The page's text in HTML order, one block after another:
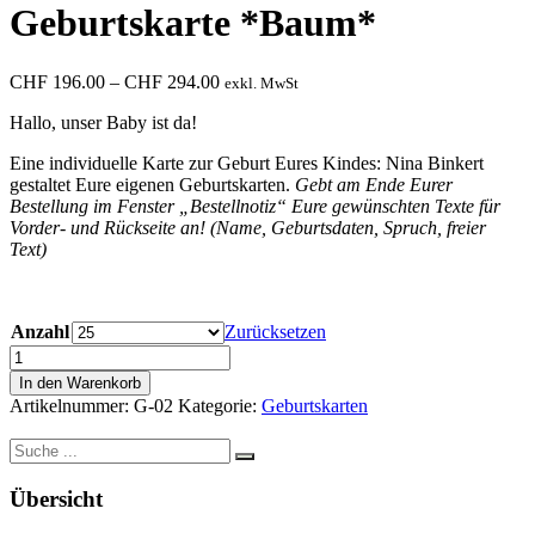
Geburtskarte *Baum*
CHF 196.00 – CHF 294.00Preisspanne:
exkl. MwSt
Hallo, unser Baby ist da!
Eine individuelle Karte zur Geburt Eures Kindes: Nina Binkert
gestaltet Eure eigenen Geburtskarten. Gebt am Ende Eurer
Bestellung im Fenster „Bestellnotiz“ Eure gewünschten Texte für
Vorder- und Rückseite an! (Name, Geburtsdaten, Spruch, freier
Text)
Anzahl
Zurücksetzen
Geburtskarte
*Baum*
Menge
In den Warenkorb
Artikelnummer: G-02 Kategorie: Geburtskarten
Suche
nach:
Übersicht